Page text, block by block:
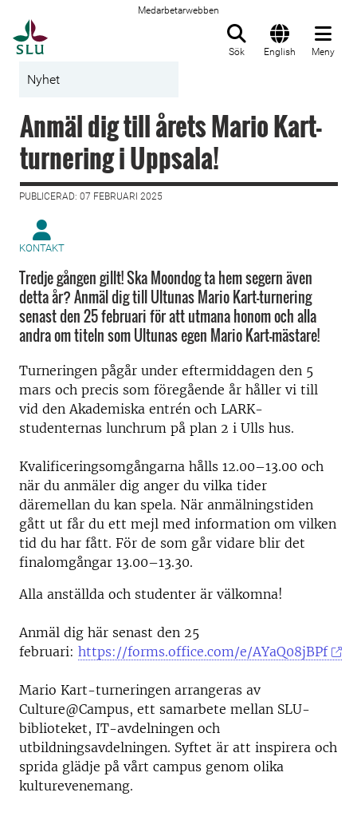
Medarbetarwebben
Sök English Meny
Nyhet
Anmäl dig till årets Mario Kart-
turnering i Uppsala!
PUBLICERAD: 07 FEBRUARI 2025
KONTAKT
Tredje gången gillt! Ska Moondog ta hem segern även
detta år? Anmäl dig till Ultunas Mario Kart-turnering
senast den 25 februari för att utmana honom och alla
andra om titeln som Ultunas egen Mario Kart-mästare!
Turneringen pågår under eftermiddagen den 5
mars och precis som föregående år håller vi till
vid den Akademiska entrén och LARK-
studenternas lunchrum på plan 2 i Ulls hus.
Kvalificeringsomgångarna hålls 12.00–13.00 och
när du anmäler dig anger du vilka tider
däremellan du kan spela. När anmälningstiden
gått ut får du ett mejl med information om vilken
tid du har fått. För de som går vidare blir det
finalomgångar 13.00–13.30.
Alla anställda och studenter är välkomna!
Anmäl dig här senast den 25
februari: https://forms.office.com/e/AYaQ08jBPf
Mario Kart-turneringen arrangeras av
Culture@Campus, ett samarbete mellan SLU-
biblioteket, IT-avdelningen och
utbildningsavdelningen. Syftet är att inspirera och
sprida glädje på vårt campus genom olika
kulturevenemang.